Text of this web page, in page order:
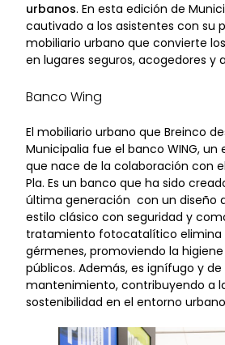
urbanos. En esta edición de
cautivado a los asistentes con su
mobiliario urbano que convierte
en lugares seguros, acogedores y
Banco Wing
El mobiliario urbano que Breinco
Municipalia fue el banco WING,
que nace de la colaboración con
Pla. Es un banco que ha sido
última generación con un diseño
estilo clásico con seguridad y
tratamiento fotocatalítico elimina
gérmenes, promoviendo la
públicos. Además, es ignífugo y de
mantenimiento, contribuyendo a
sostenibilidad en el entorno